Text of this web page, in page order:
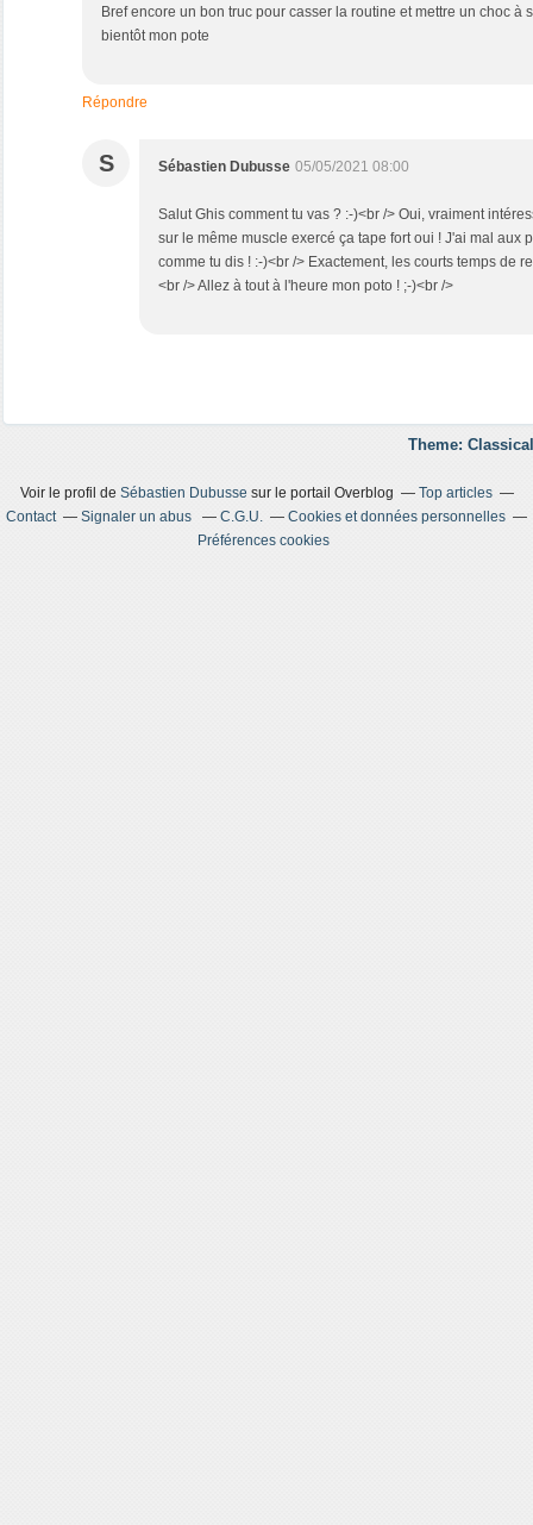
Bref encore un bon truc pour casser la routine et mettre un choc à
bientôt mon pote
Répondre
S Sébastien Dubusse 05/05/2021 08:00
Salut Ghis comment tu vas ? :-)<br /> Oui, vraiment
sur le même muscle exercé ça tape fort oui ! J'ai mal aux
comme tu dis ! :-)<br /> Exactement, les courts temps de
<br /> Allez à tout à l'heure mon poto ! ;-)<br />
Theme:
Voir le profil de Sébastien Dubusse sur le portail Overblog
Top articles
Contact
Signaler un abus C.G.U.
Cookies et données personnelles
Préférences cookies